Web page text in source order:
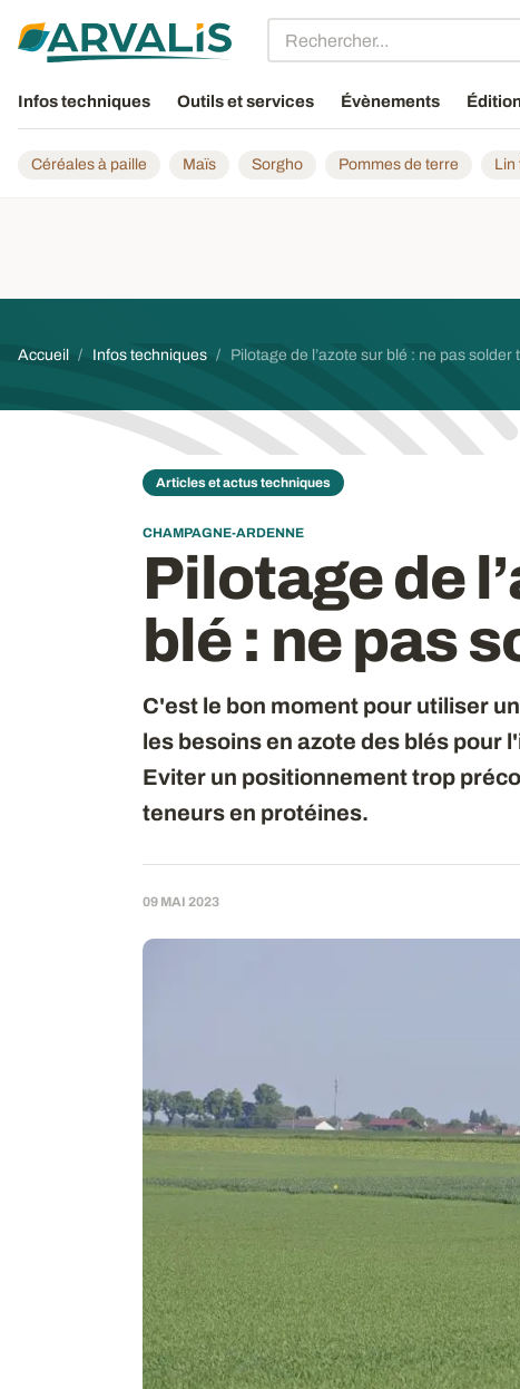
Infos techniques Outils et services Évènements
Céréales à paille Maïs Sorgho Pommes de terre Lin
Fil d'Ariane
Accueil Infos techniques Pilotage de l’azote sur blé : ne pas solder
Articles et actus techniques
CHAMPAGNE-ARDENNE
Pilotage de
blé : ne pas
C'est le bon moment pour utiliser
les besoins en azote des blés pour
Eviter un positionnement trop
teneurs en protéines.
09 MAI 2023